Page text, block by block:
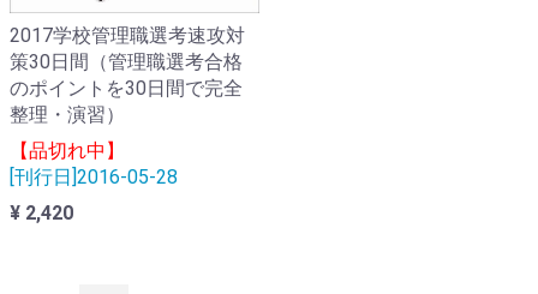
2017学校管理職選考速攻対
策30日間（管理職選考合格
のポイントを30日間で完全
整理・演習）
【品切れ中】
[刊行日]2016-05-28
¥ 2,420